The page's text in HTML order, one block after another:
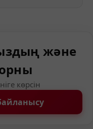
және
көрсін